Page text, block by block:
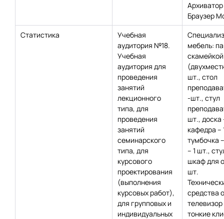
Браузер
Статистика
Учебная
аудитория №18.
Учебная
аудитория для
проведения
занятий
лекционного
типа, для
проведения
занятий
семинарского
типа, для
курсового
проектирования
(выполнения
курсовых работ),
для групповых и
индивидуальных
мебель:
скамейкой
шт., стол
-шт., стул
шт., доска
кафедра –
тумбочка
– 1 шт.,
шкаф для
шт.
средства
телевизор
тонкие